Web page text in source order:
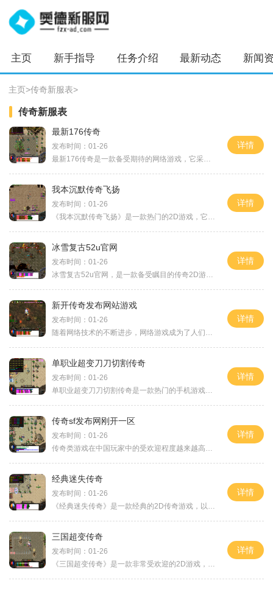
主页 新手指导 任务介绍 最新动态 新闻
主页>传奇新服表>
传奇新服表
最新176传奇
发布时间：01-26
最新176传奇是一款备受期待的网络游戏，它采用了全新的游戏引擎和先进的技术，为广大玩家带来了极致的游戏体验。本文将为大家详细介绍最新176传奇的具体玩法，内容丰富，以满足
详情
我本沉默传奇飞扬
发布时间：01-26
《我本沉默传奇飞扬》是一款热门的2D游戏，它以传奇题材为背景，让玩家沉浸在一个神奇的虚拟世界中。这款游戏承袭了角色扮演的经典玩法，同时也融入了万人在线和玩家互动等元素
详情
冰雪复古52u官网
发布时间：01-26
冰雪复古52u官网，是一款备受瞩目的传奇2D游戏。传奇系列一直以其深入人心的游戏体验和丰富多样的剧情，吸引了众多的角色扮演爱好者。而冰雪复古52u官网作为传奇游戏的重启版本，
详情
新开传奇发布网站游戏
发布时间：01-26
随着网络技术的不断进步，网络游戏成为了人们娱乐生活中不可或缺的一部分。而作为网络游戏中的经典之作，《传奇》无疑是众多玩家心中的不朽传奇。而一款全新的《传奇发布网站
详情
单职业超变刀刀切割传奇
发布时间：01-26
单职业超变刀刀切割传奇是一款热门的手机游戏，游戏中拥有丰富多样的玩法和精彩刺激的战斗场景，吸引了大量玩家的加入。下面将详细介绍这款游戏的具体玩法。单职业超变刀刀切
详情
传奇sf发布网刚开一区
发布时间：01-26
传奇类游戏在中国玩家中的受欢迎程度越来越高。作为这类游戏中最经典、最受追捧的一款，传奇sf发布网在广大玩家群体中声名远扬。声势浩大的传奇sf发布网终于迎来了开放第一区的
详情
经典迷失传奇
发布时间：01-26
《经典迷失传奇》是一款经典的2D传奇游戏，以角色扮演和万人在线为特点，注重玩家互动和练级系统，并且拥有精彩的大主线剧情系统和行会组织。它是一款备受玩家喜爱的游戏，有着
详情
三国超变传奇
发布时间：01-26
《三国超变传奇》是一款非常受欢迎的2D游戏，它以传奇为主题，融合了角色扮演、万人在线和玩家互动等元素，为玩家带来了极富乐趣的游戏体验。在《三国超变传奇》中，玩家可以扮
详情